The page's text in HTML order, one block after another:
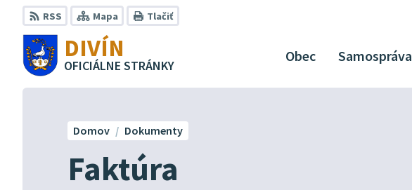
Preskočiť
na
obsah
RSS Mapa Tlačiť
DIVÍN
OFICIÁLNE STRÁNKY
Obec Samospráva
Faktúra
Domov Dokumenty